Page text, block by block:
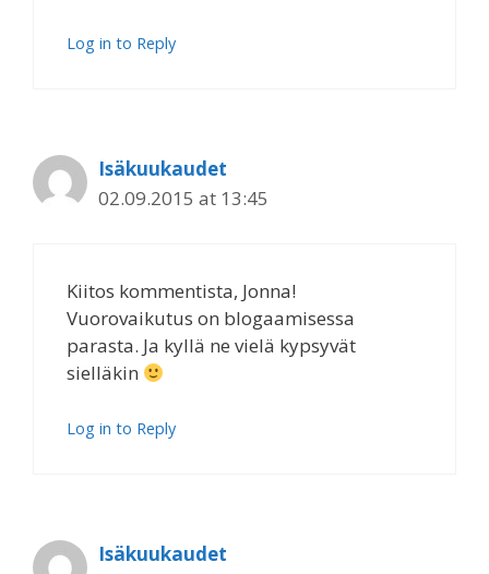
Log in to Reply
Isäkuukaudet
02.09.2015 at 13:45
Kiitos kommentista, Jonna!
Vuorovaikutus on blogaamisessa
parasta. Ja kyllä ne vielä kypsyvät
sielläkin
Log in to Reply
Isäkuukaudet